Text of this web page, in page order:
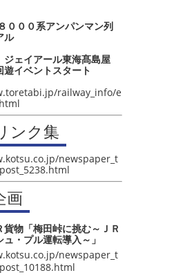
０００系アンパンマン列
ル
ジェイアール東海髙島屋
遊イベントスタート
railway_info/e
ンク集
newspaper_t
画
物「梅田峠に挑む～ＪＲ
・プル運転導入～」
newspaper_t